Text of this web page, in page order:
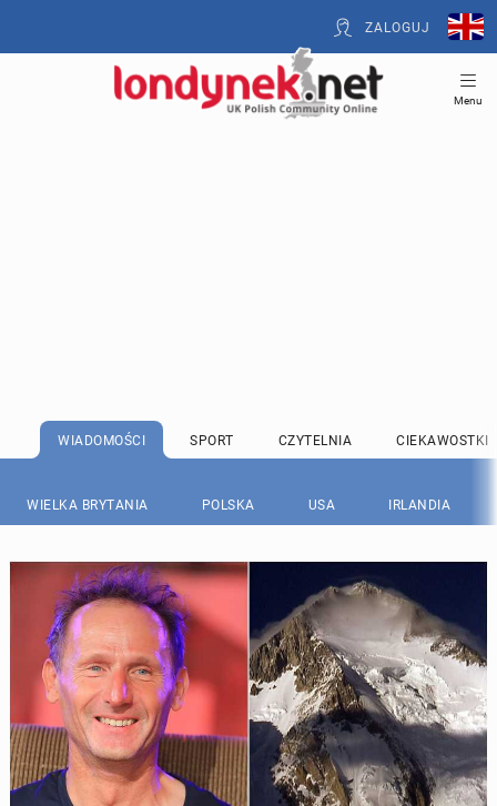
ZALOGUJ
Menu
WIADOMOŚCI SPORT CZYTELNIA CIEKAWOSTKI
WIELKA BRYTANIA POLSKA USA IRLANDIA